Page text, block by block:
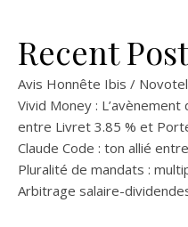
Recent
Avis Honnête Ibis /
Vivid Money :
entre Livret 3.85 % et
Claude Code : ton allié
Pluralité de mandats :
Arbitrage salaire-